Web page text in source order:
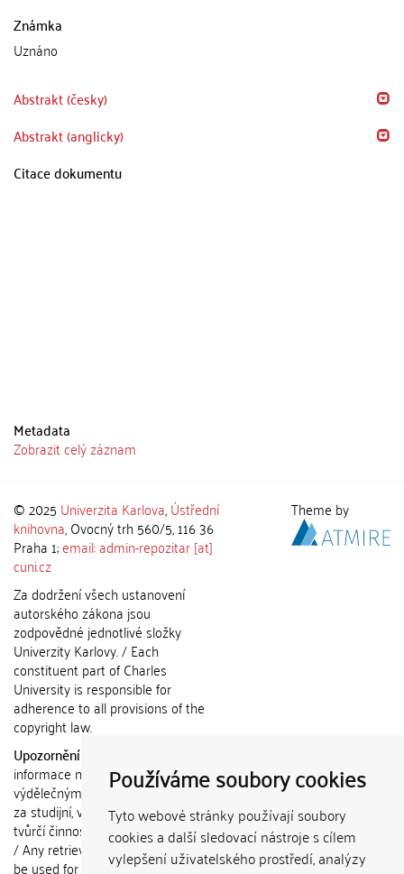
Používáme soubory cookies
Tyto webové stránky používají soubory
cookies a další sledovací nástroje s cílem
vylepšení uživatelského prostředí, analýzy
Známka
Uznáno
Abstrakt (česky)
Abstrakt (anglicky)
Citace dokumentu
Metadata
Zobrazit celý záznam
© 2025 Univerzita Karlova,Ústřední
knihovna, Ovocný trh 560/5, 116 36
Praha 1;email: admin-repozitar [at]
cuni.cz
Za dodržení všech ustanovení
autorského zákona jsou
zodpovědné jednotlivé složky
Univerzity Karlovy. / Each
constituent part of Charles
University is responsible for
adherence to all provisions of the
copyright law.
Upozornění / Notice:
informace nemohou být použity k
výdělečným účelům nebo vydávány
za studijní, vědeckou nebo jinou
tvůrčí činnost jiné osoby než autora.
/ Any retrieved information shall not
be used for any commercial
Theme by